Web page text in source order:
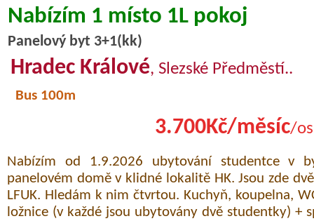
Nabízím 1 místo 1L pokoj
Panelový byt 3+1(kk)
Hradec Králové, Slezské Předměstí..
Bus 100m
3.700Kč/měsíc/
Nabízím od 1.9.2026 ubytování studentce v
panelovém domě v klidné lokalitě HK. Jsou zde
LFUK. Hledám k nim čtvrtou. Kuchyň, koupelna,
ložnice (v každé jsou ubytovány dvě studentky) +